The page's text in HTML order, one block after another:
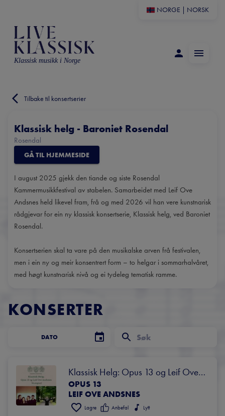
NORGE NORSK
Klassisk musikk i Norge
Tilbake til konsertserier
Klassisk helg - Baroniet Rosendal
Rosendal
GÅ TIL HJEMMESIDE
I august 2025 gjekk den tiande og siste Rosendal
Kammermusikkfestival av stabelen. Samarbeidet med Leif Ove
Andsnes held likevel fram, frå og med 2026 vil han vere kunstnarisk
rådgjevar for ein ny klassisk konsertserie, Klassisk helg, ved Baroniet
Rosendal.
Konsertserien skal ta vare på den musikalske arven frå festivalen,
men i ein ny og meir konsentrert form – to helgar i sommarhalvåret,
med høgt kunstnarisk nivå og ei tydeleg tematisk ramme.
KONSERTER
DATO
Klassisk Helg: Opus 13 og Leif Ove
Andsnes
OPUS 13
LEIF OVE ANDSNES
Lagre Anbefal Lytt